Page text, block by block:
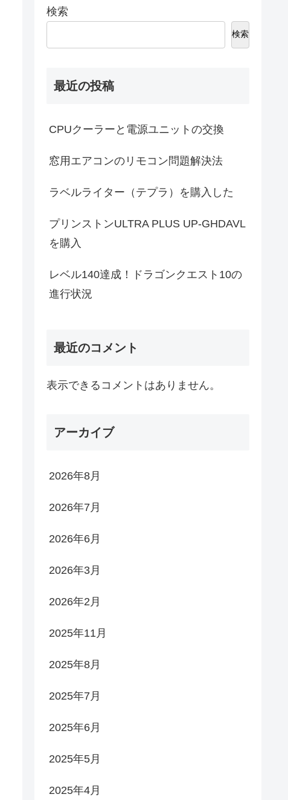
検索
検索
最近の投稿
CPUクーラーと電源ユニットの交換
窓用エアコンのリモコン問題解決法
ラベルライター（テプラ）を購入した
プリンストンULTRA PLUS UP-GHDAVL
を購入
レベル140達成！ドラゴンクエスト10の
進行状況
最近のコメント
表示できるコメントはありません。
アーカイブ
2026年8月
2026年7月
2026年6月
2026年3月
2026年2月
2025年11月
2025年8月
2025年7月
2025年6月
2025年5月
2025年4月